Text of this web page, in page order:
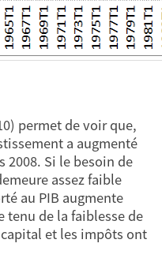
permet de voir que,
a augmenté
2008. Si le besoin de
assez faible
au PIB augmente
tenu de la faiblesse de
et les impôts ont